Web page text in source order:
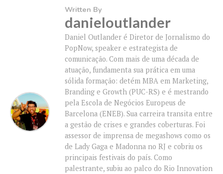
Written By
danieloutlander
Daniel Outlander é Diretor de Jornalismo do
PopNow, speaker e estrategista de
comunicação. Com mais de uma década de
atuação, fundamenta sua prática em uma
sólida formação: detém MBA em Marketing,
Branding e Growth (PUC-RS) e é mestrando
pela Escola de Negócios Europeus de
Barcelona (ENEB). Sua carreira transita entre
a gestão de crises e grandes coberturas. Foi
assessor de imprensa de megashows como os
de Lady Gaga e Madonna no RJ e cobriu os
principais festivais do país. Como
palestrante, subiu ao palco do Rio Innovation